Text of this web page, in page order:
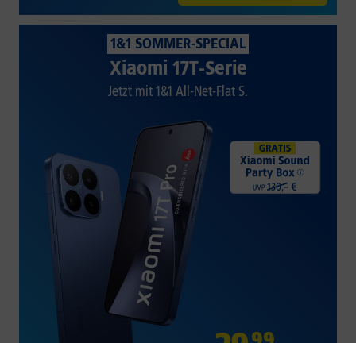
1&1 SOMMER-SPECIAL
Xiaomi 17T-Serie
Jetzt mit 1&1 All-Net-Flat S.